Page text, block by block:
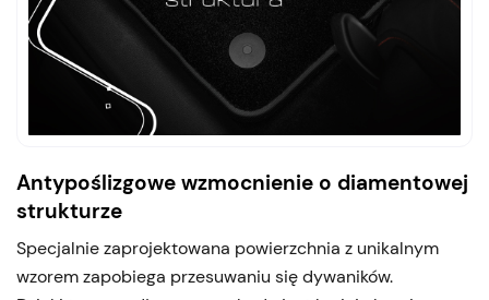
Antypoślizgowe wzmocnienie o diamentowej
strukturze
Specjalnie zaprojektowana powierzchnia z unikalnym
wzorem zapobiega przesuwaniu się dywaników.